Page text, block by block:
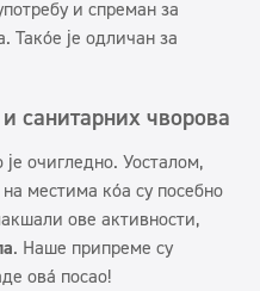
и спреман за
Такође је одличан за
санитарних чворова
је очигледно. Уосталом,
местима која су посебно
ове активности,
. Наше припреме су
овај посао!